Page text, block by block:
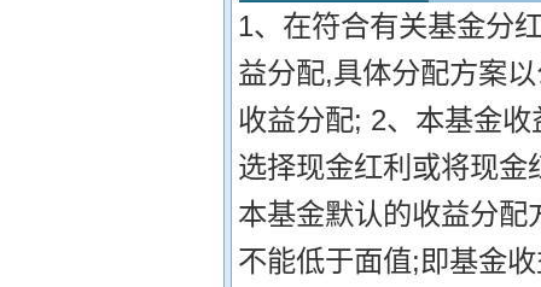
1、在符合有关基金分
益分配,具体分配方案
收益分配; 2、本基金
选择现金红利或将现
本基金默认的收益分
不能低于面值;即基金